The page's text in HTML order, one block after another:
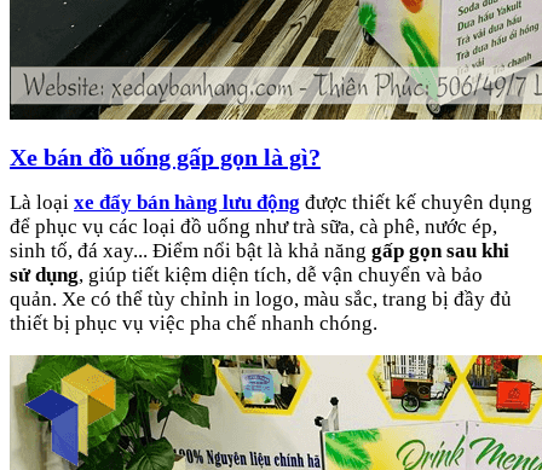
Xe bán đồ uống gấp gọn là gì?
Là loại xe đẩy bán hàng lưu động được thiết kế chuyên dụng
để phục vụ các loại đồ uống như trà sữa, cà phê, nước ép,
sinh tố, đá xay... Điểm nổi bật là khả năng gấp gọn sau khi
sử dụng, giúp tiết kiệm diện tích, dễ vận chuyển và bảo
quản. Xe có thể tùy chỉnh in logo, màu sắc, trang bị đầy đủ
thiết bị phục vụ việc pha chế nhanh chóng.